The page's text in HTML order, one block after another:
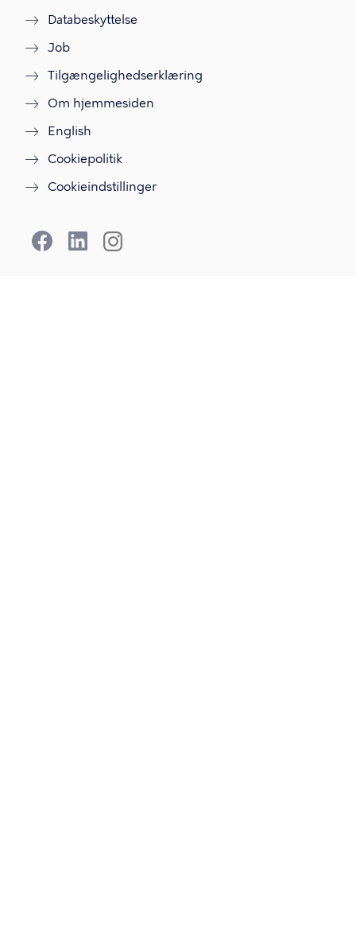
Databeskyttelse
Job
Tilgængelighedserklæring
Om hjemmesiden
English
Cookiepolitik
Cookieindstillinger